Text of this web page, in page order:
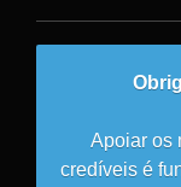
Apoiar os
credíveis é